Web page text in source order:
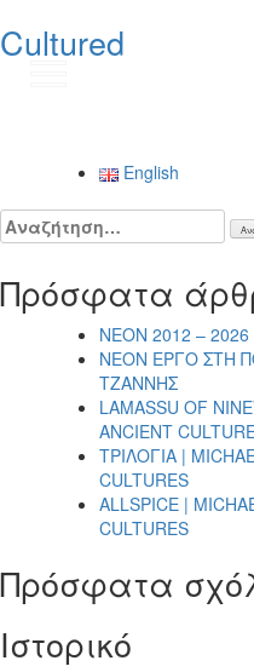
Cultured
άρθρωνEnglish
Αναζήτηση
για:
Πρόσφατα
NEON 2012 –
NEON ΕΡΓΟ ΣΤΗ
ΤΖΑΝΝΗΣ
LAMASSU OF
ANCIENT
ΤΡΙΛΟΓΙΑ |
CULTURES
ALLSPICE |
CULTURES
Πρόσφατα
Ιστορικό